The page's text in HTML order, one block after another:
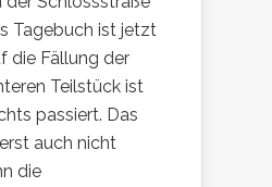
Tagebuch ist jetzt
die Fällung der
Teilstück ist
passiert. Das
auch nicht
die